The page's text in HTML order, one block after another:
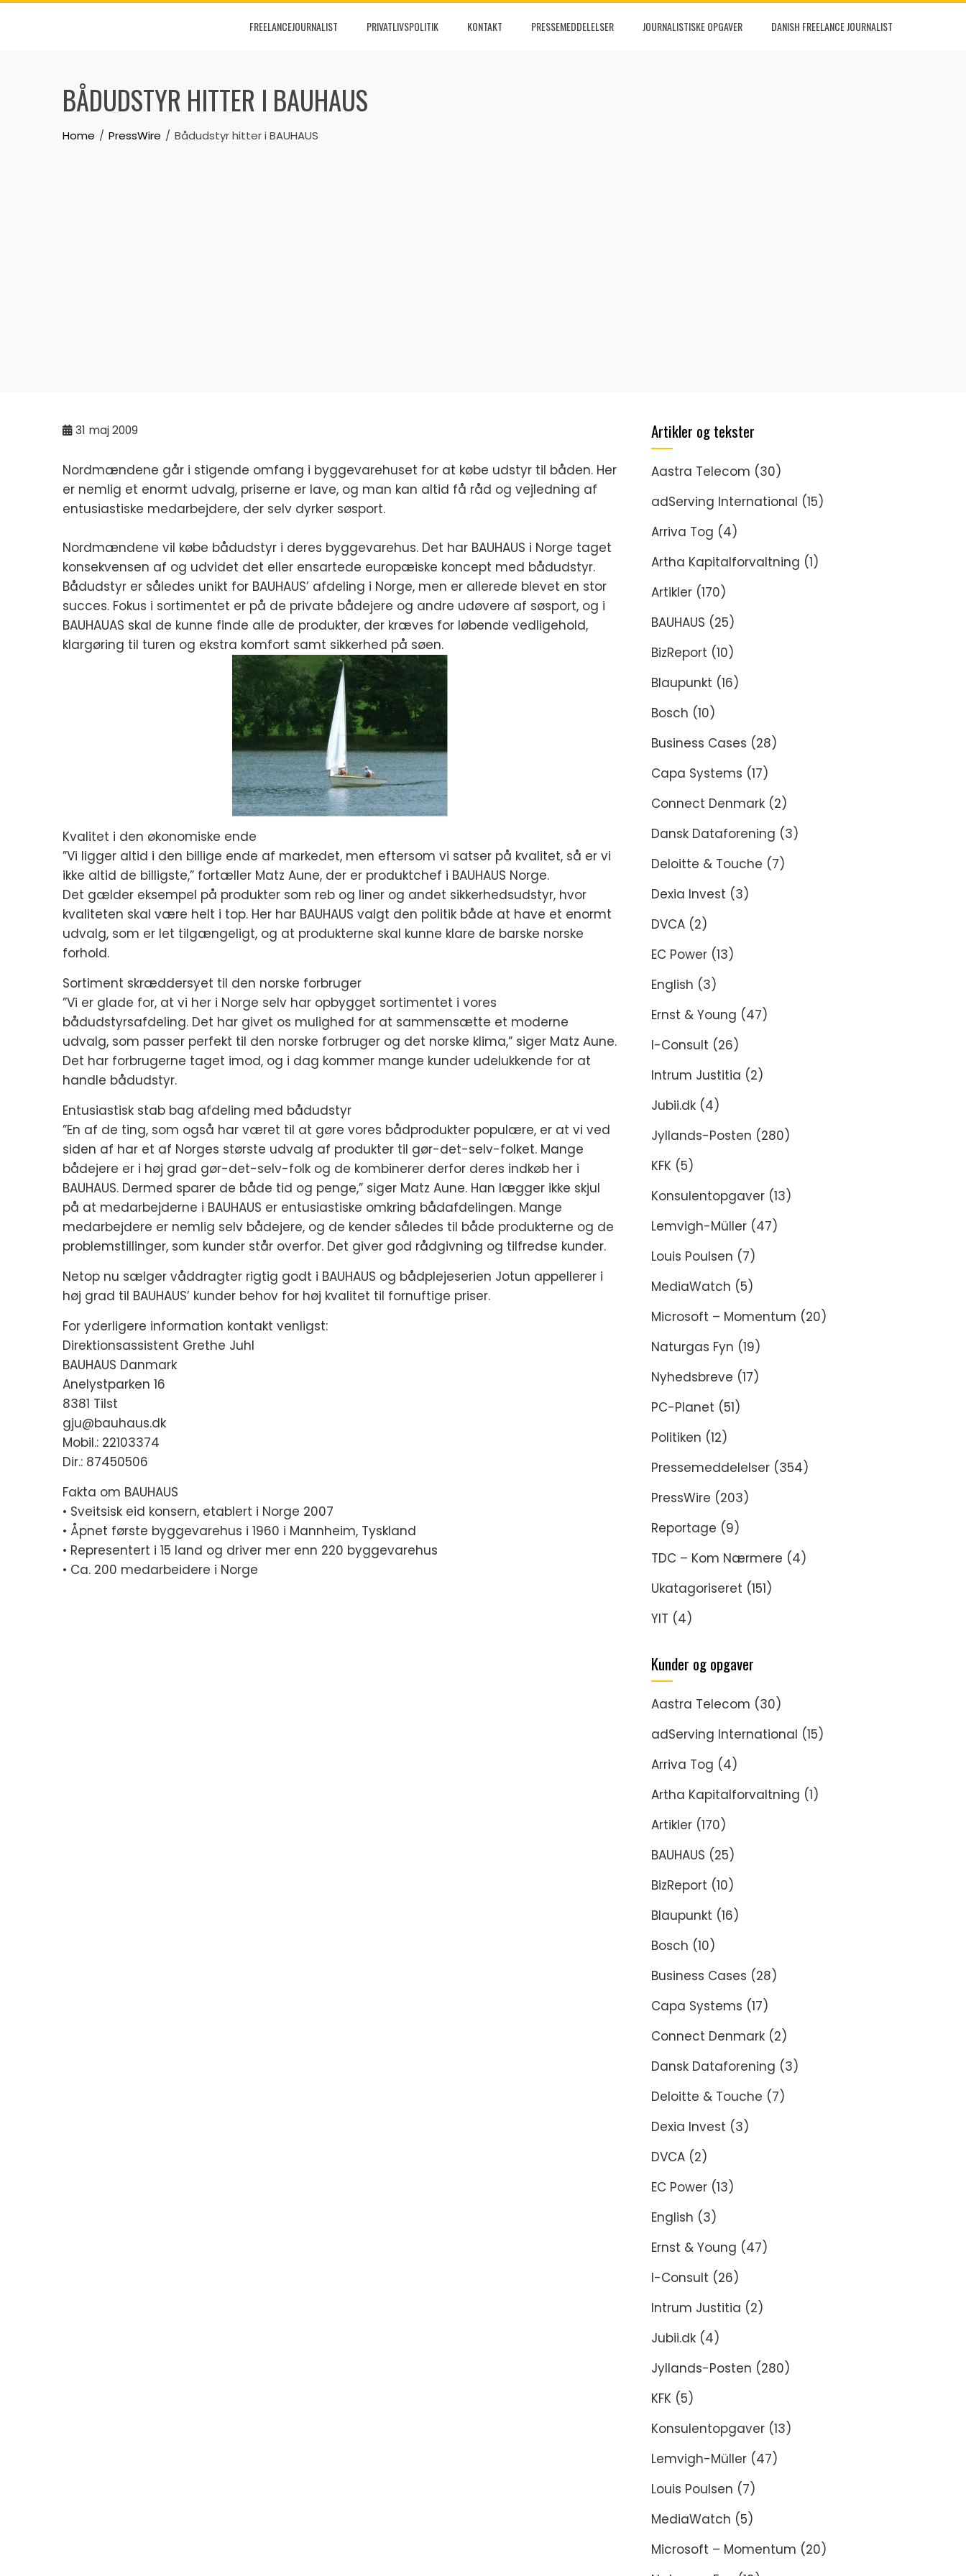
Skip
FREELANCEJOURNALIST PRIVATLIVSPOLITIK KONTAKT PRESSEMEDDELELSER JOURNALISTISKE OPGAVER DANISH FREELANCE JOURNALIST
BÅDUDSTYR HITTER I BAUHAUS
Home PressWire Bådudstyr hitter i BAUHAUS
31 maj 2009
Nordmændene går i stigende omfang i byggevarehuset for at købe udstyr til båden. Her
er nemlig et enormt udvalg, priserne er lave, og man kan altid få råd og vejledning af
entusiastiske medarbejdere, der selv dyrker søsport.
Nordmændene vil købe bådudstyr i deres byggevarehus. Det har BAUHAUS i Norge taget
konsekvensen af og udvidet det eller ensartede europæiske koncept med bådudstyr.
Bådudstyr er således unikt for BAUHAUS’ afdeling i Norge, men er allerede blevet en stor
succes. Fokus i sortimentet er på de private bådejere og andre udøvere af søsport, og i
BAUHAUAS skal de kunne finde alle de produkter, der kræves for løbende vedligehold,
klargøring til turen og ekstra komfort samt sikkerhed på søen.
Kvalitet i den økonomiske ende
”Vi ligger altid i den billige ende af markedet, men eftersom vi satser på kvalitet, så er vi
ikke altid de billigste,” fortæller Matz Aune, der er produktchef i BAUHAUS Norge.
Det gælder eksempel på produkter som reb og liner og andet sikkerhedsudstyr, hvor
kvaliteten skal være helt i top. Her har BAUHAUS valgt den politik både at have et enormt
udvalg, som er let tilgængeligt, og at produkterne skal kunne klare de barske norske
forhold.
Sortiment skræddersyet til den norske forbruger
”Vi er glade for, at vi her i Norge selv har opbygget sortimentet i vores
bådudstyrsafdeling. Det har givet os mulighed for at sammensætte et moderne
udvalg, som passer perfekt til den norske forbruger og det norske klima,” siger Matz Aune.
Det har forbrugerne taget imod, og i dag kommer mange kunder udelukkende for at
handle bådudstyr.
Entusiastisk stab bag afdeling med bådudstyr
”En af de ting, som også har været til at gøre vores bådprodukter populære, er at vi ved
siden af har et af Norges største udvalg af produkter til gør-det-selv-folket. Mange
bådejere er i høj grad gør-det-selv-folk og de kombinerer derfor deres indkøb her i
BAUHAUS. Dermed sparer de både tid og penge,” siger Matz Aune. Han lægger ikke skjul
på at medarbejderne i BAUHAUS er entusiastiske omkring bådafdelingen. Mange
medarbejdere er nemlig selv bådejere, og de kender således til både produkterne og de
problemstillinger, som kunder står overfor. Det giver god rådgivning og tilfredse kunder.
Netop nu sælger våddragter rigtig godt i BAUHAUS og bådplejeserien Jotun appellerer i
høj grad til BAUHAUS’ kunder behov for høj kvalitet til fornuftige priser.
For yderligere information kontakt venligst:
Direktionsassistent Grethe Juhl
BAUHAUS Danmark
Anelystparken 16
8381 Tilst
gju@bauhaus.dk
Mobil.: 22103374
Dir.: 87450506
Fakta om BAUHAUS
• Sveitsisk eid konsern, etablert i Norge 2007
• Åpnet første byggevarehus i 1960 i Mannheim, Tyskland
• Representert i 15 land og driver mer enn 220 byggevarehus
• Ca. 200 medarbeidere i Norge
Artikler og tekster
Aastra Telecom (30)
adServing International (15)
Arriva Tog (4)
Artha Kapitalforvaltning (1)
Artikler (170)
BAUHAUS (25)
BizReport (10)
Blaupunkt (16)
Bosch (10)
Business Cases (28)
Capa Systems (17)
Connect Denmark (2)
Dansk Dataforening (3)
Deloitte & Touche (7)
Dexia Invest (3)
DVCA (2)
EC Power (13)
English (3)
Ernst & Young (47)
I-Consult (26)
Intrum Justitia (2)
Jubii.dk (4)
Jyllands-Posten (280)
KFK (5)
Konsulentopgaver (13)
Lemvigh-Müller (47)
Louis Poulsen (7)
MediaWatch (5)
Microsoft – Momentum (20)
Naturgas Fyn (19)
Nyhedsbreve (17)
PC-Planet (51)
Politiken (12)
Pressemeddelelser (354)
PressWire (203)
Reportage (9)
TDC – Kom Nærmere (4)
Ukatagoriseret (151)
YIT (4)
Kunder og opgaver
Aastra Telecom (30)
adServing International (15)
Arriva Tog (4)
Artha Kapitalforvaltning (1)
Artikler (170)
BAUHAUS (25)
BizReport (10)
Blaupunkt (16)
Bosch (10)
Business Cases (28)
Capa Systems (17)
Connect Denmark (2)
Dansk Dataforening (3)
Deloitte & Touche (7)
Dexia Invest (3)
DVCA (2)
EC Power (13)
English (3)
Ernst & Young (47)
I-Consult (26)
Intrum Justitia (2)
Jubii.dk (4)
Jyllands-Posten (280)
KFK (5)
Konsulentopgaver (13)
Lemvigh-Müller (47)
Louis Poulsen (7)
MediaWatch (5)
Microsoft – Momentum (20)